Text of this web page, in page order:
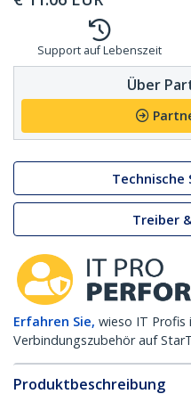
Support auf Lebenszeit
Über
Technische
Treiber
Erfahren Sie, wieso IT Profis
Verbindungszubehör auf
Produktbeschreibung